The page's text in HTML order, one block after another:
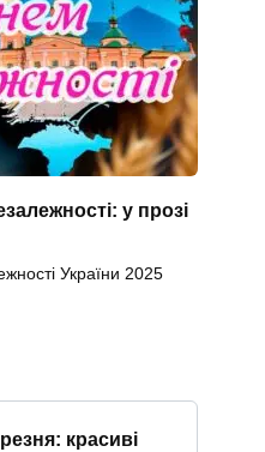
у прозі
України 2025
красиві